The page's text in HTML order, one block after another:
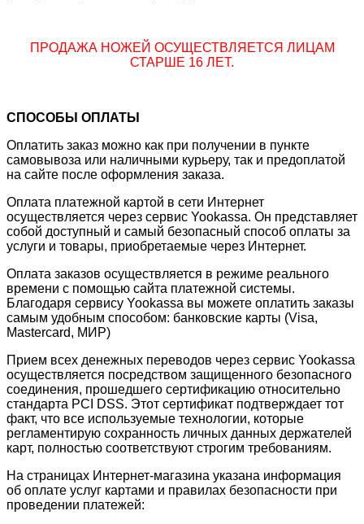
ПРОДАЖА НОЖЕЙ ОСУЩЕСТВЛЯЕТСЯ ЛИЦАМ
СТАРШЕ 16 ЛЕТ.
СПОСОБЫ ОПЛАТЫ
Оплатить заказ можно как при получении в пункте
самовывоза или наличными курьеру, так и предоплатой
на сайте после оформления заказа.
Оплата платежной картой в сети Интернет
осуществляется через сервис Yookassa. Он представляет
собой доступный и самый безопасный способ оплаты за
услуги и товары, приобретаемые через Интернет.
Оплата заказов осуществляется в режиме реального
времени с помощью сайта платежной системы.
Благодаря сервису Yookassa вы можете оплатить заказы
самым удобным способом: банковские карты (Visa,
Mastercard, МИР)
Прием всех денежных переводов через сервис Yookassa
осуществляется посредством защищенного безопасного
соединения, прошедшего сертификацию относительно
стандарта PCI DSS. Этот сертификат подтверждает тот
факт, что все используемые технологии, которые
регламентирую сохранность личных данных держателей
карт, полностью соответствуют строгим требованиям.
На страницах Интернет-магазина указана информация
об оплате услуг картами и правилах безопасности при
проведении платежей: